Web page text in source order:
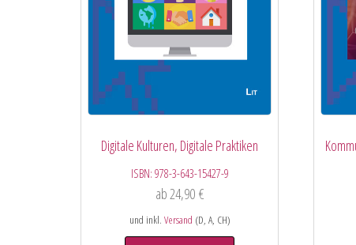
Digitale Kulturen, Digitale Praktiken
ISBN: 978-3-643-15427-9
ab24,90 €
und inkl. Versand (D, A, CH)